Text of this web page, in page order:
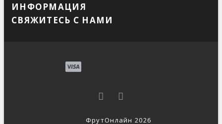
ИНФОРМАЦИЯ
СВЯЖИТЕСЬ С НАМИ
ФрутОнлайн 2026